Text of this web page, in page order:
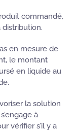
commandé,
en mesure de
le montant
en liquide au
la solution
à
vérifier s’il y a